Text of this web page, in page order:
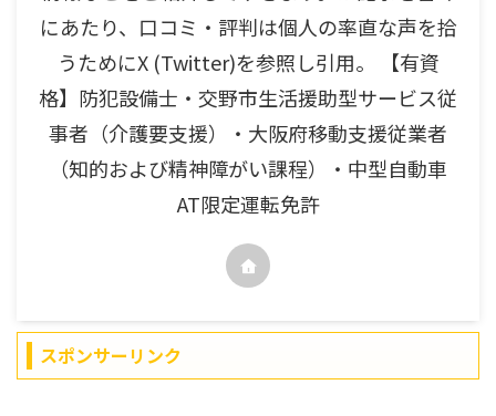
にあたり、口コミ・評判は個人の率直な声を拾
うためにX (Twitter)を参照し引用。 【有資
格】防犯設備士・交野市生活援助型サービス従
事者（介護要支援）・大阪府移動支援従業者
（知的および精神障がい課程）・中型自動車
AT限定運転免許
スポンサーリンク